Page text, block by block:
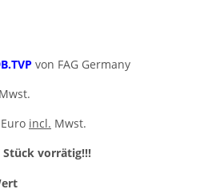
von FAG Germany
incl. Mwst.
Stück vorrätig!!!